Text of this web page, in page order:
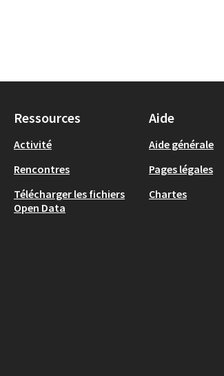
Ressources
Activité
Rencontres
Télécharger les fichiers
Open Data
Aide
Aide générale
Pages légales
Chartes